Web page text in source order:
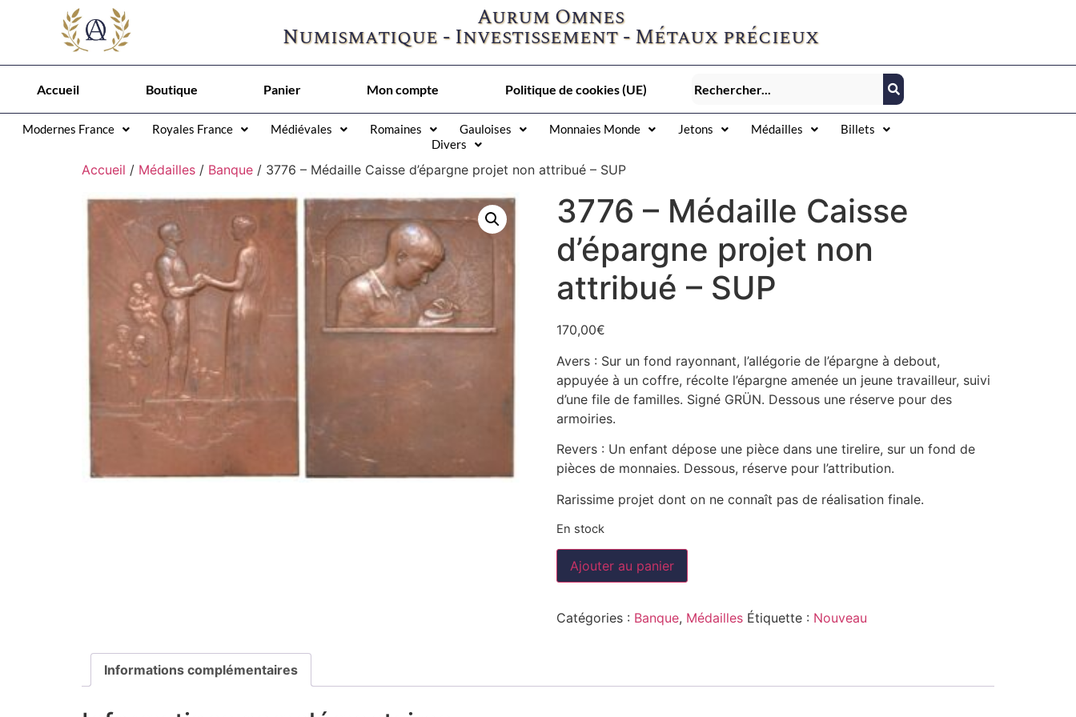
Aurum Omnes
Numismatique - Investissement - Métaux précieux
Accueil Boutique Panier Mon compte Politique de cookies (UE)
Modernes France Royales France Médiévales Romaines Gauloises Monnaies Monde Jetons Médailles
Billets
Divers
Accueil / Médailles / Banque / 3776 – Médaille Caisse d’épargne projet non attribué – SUP
3776 – Médaille Caisse
d’épargne projet non
attribué – SUP
170,00€
Avers : Sur un fond rayonnant, l’allégorie de l’épargne à debout,
appuyée à un coffre, récolte l’épargne amenée un jeune travailleur, suivi
d’une file de familles. Signé GRÜN. Dessous une réserve pour des
armoiries.
Revers : Un enfant dépose une pièce dans une tirelire, sur un fond de
pièces de monnaies. Dessous, réserve pour l’attribution.
Rarissime projet dont on ne connaît pas de réalisation finale.
En stock
Ajouter au panier
Catégories : Banque, Médailles Étiquette : Nouveau
Informations complémentaires